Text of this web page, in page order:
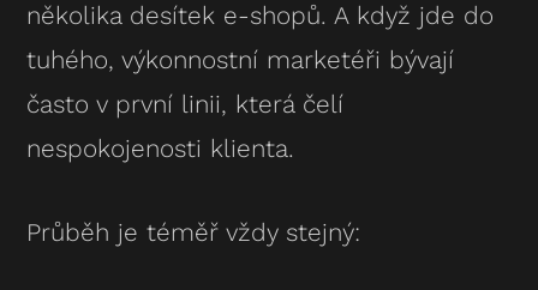
několika desítek e-shopů. A když jde do
tuhého, výkonnostní marketéři bývají
často v první linii, která čelí
nespokojenosti klienta.
Průběh je téměř vždy stejný: